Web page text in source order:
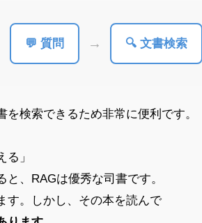
💬 質問 → 🔍 文書検索
検索できるため非常に便利です。
」
、RAGは優秀な司書です。
す。しかし、その本を読んで